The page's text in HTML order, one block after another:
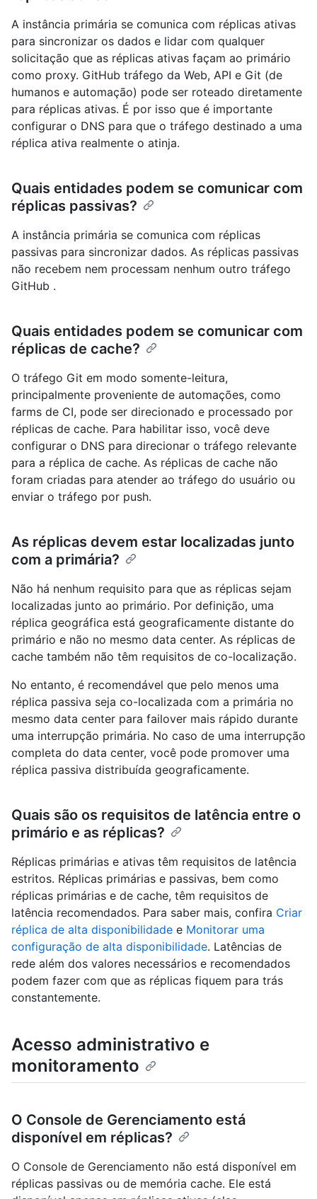
A instância primária se comunica com réplicas ativas
para sincronizar os dados e lidar com qualquer
solicitação que as réplicas ativas façam ao primário
como proxy. GitHub tráfego da Web, API e Git (de
humanos e automação) pode ser roteado diretamente
para réplicas ativas. É por isso que é importante
configurar o DNS para que o tráfego destinado a uma
réplica ativa realmente o atinja.
Quais entidades podem se comunicar com
réplicas passivas?
A instância primária se comunica com réplicas
passivas para sincronizar dados. As réplicas passivas
não recebem nem processam nenhum outro tráfego
GitHub .
Quais entidades podem se comunicar com
réplicas de cache?
O tráfego Git em modo somente-leitura,
principalmente proveniente de automações, como
farms de CI, pode ser direcionado e processado por
réplicas de cache. Para habilitar isso, você deve
configurar o DNS para direcionar o tráfego relevante
para a réplica de cache. As réplicas de cache não
foram criadas para atender ao tráfego do usuário ou
enviar o tráfego por push.
As réplicas devem estar localizadas junto
com a primária?
Não há nenhum requisito para que as réplicas sejam
localizadas junto ao primário. Por definição, uma
réplica geográfica está geograficamente distante do
primário e não no mesmo data center. As réplicas de
cache também não têm requisitos de co-localização.
No entanto, é recomendável que pelo menos uma
réplica passiva seja co-localizada com a primária no
mesmo data center para failover mais rápido durante
uma interrupção primária. No caso de uma interrupção
completa do data center, você pode promover uma
réplica passiva distribuída geograficamente.
Quais são os requisitos de latência entre o
primário e as réplicas?
Réplicas primárias e ativas têm requisitos de latência
estritos. Réplicas primárias e passivas, bem como
réplicas primárias e de cache, têm requisitos de
latência recomendados. Para saber mais, confira Criar
réplica de alta disponibilidade e Monitorar uma
configuração de alta disponibilidade. Latências de
rede além dos valores necessários e recomendados
podem fazer com que as réplicas fiquem para trás
constantemente.
Acesso administrativo e
monitoramento
O Console de Gerenciamento está
disponível em réplicas?
O Console de Gerenciamento não está disponível em
réplicas passivas ou de memória cache. Ele está